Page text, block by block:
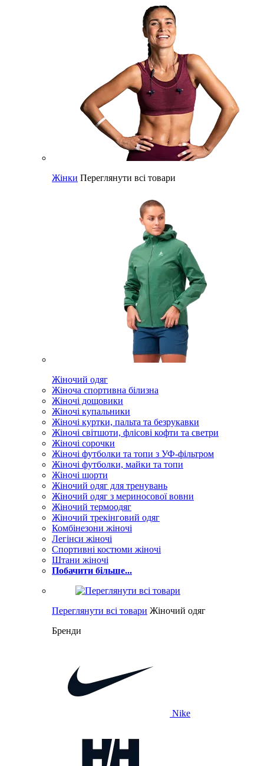
Жінки Переглянути всі товари
Жіночий одяг
Жіноча спортивна білизна
Жіночі дощовики
Жіночі купальники
Жіночі куртки, пальта та безрукавки
Жіночі світшоти, флісові кофти та светри
Жіночі сорочки
Жіночі футболки та топи з УФ-фільтром
Жіночі футболки, майки та топи
Жіночі шорти
Жіночий одяг для тренувань
Жіночий одяг з мериносової вовни
Жіночий термоодяг
Жіночий трекінговий одяг
Комбінезони жіночі
Легінси жіночі
Спортивні костюми жіночі
Штани жіночі
Побачити більше...
Переглянути всі товари Жіночий одяг
Бренди
Nike